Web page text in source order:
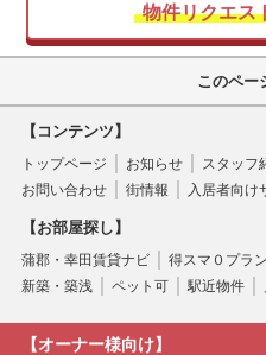
物件リクエス
このペー
【コンテンツ】
トップページ お知らせ スタッフ
お問い合わせ
街情報 入居者向け
【お部屋探し】
蒲郡・幸田賃貸ナビ 得スマ０プラン
新築・築浅
ペット可 駅近物件
【オーナー様向け】